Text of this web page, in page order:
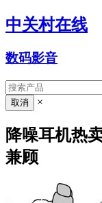
中关村在线
数码影音
×
降噪耳机热
兼顾